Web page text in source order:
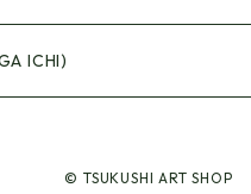
Market
ICHI)
© TSUKUSHI ART SHOP